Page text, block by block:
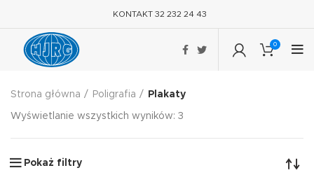
KONTAKT 32 232 24 43
0
Strona główna Poligrafia Plakaty
Wyświetlanie wszystkich wyników: 3
Pokaż filtry